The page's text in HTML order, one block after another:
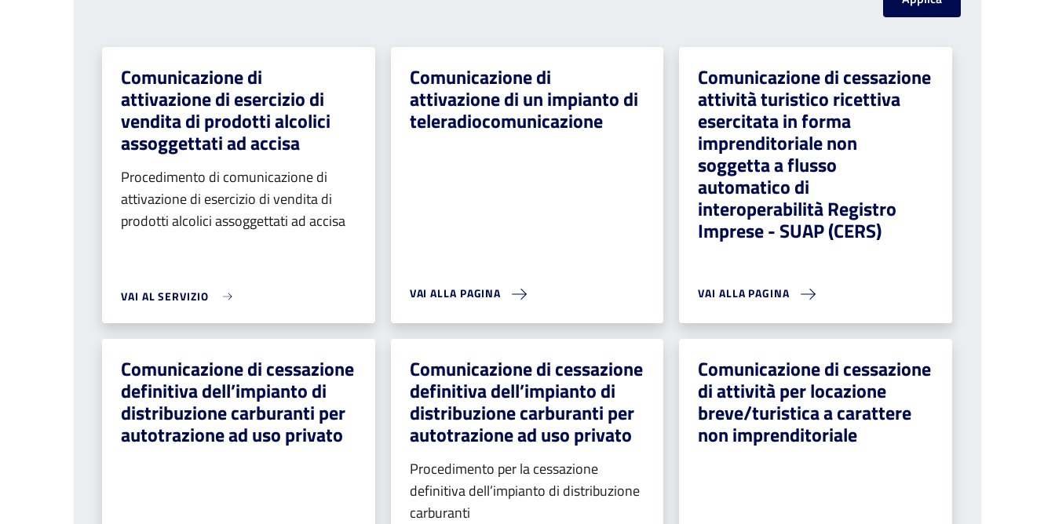
Comunicazione di
attivazione di esercizio di
vendita di prodotti alcolici
assoggettati ad accisa
Procedimento di comunicazione di
attivazione di esercizio di vendita di
prodotti alcolici assoggettati ad accisa
VAI AL SERVIZIO
Comunicazione di
attivazione di un impianto di
teleradiocomunicazione
VAI ALLA PAGINA
Comunicazione di cessazione
attività turistico ricettiva
esercitata in forma
imprenditoriale non
soggetta a flusso
automatico di
interoperabilità Registro
Imprese - SUAP (CERS)
VAI ALLA PAGINA
Comunicazione di cessazione
definitiva dell’impianto di
distribuzione carburanti per
autotrazione ad uso privato
Comunicazione di cessazione
definitiva dell’impianto di
distribuzione carburanti per
autotrazione ad uso privato
Procedimento per la cessazione
definitiva dell’impianto di distribuzione
carburanti
Comunicazione di cessazione
di attività per locazione
breve/turistica a carattere
non imprenditoriale